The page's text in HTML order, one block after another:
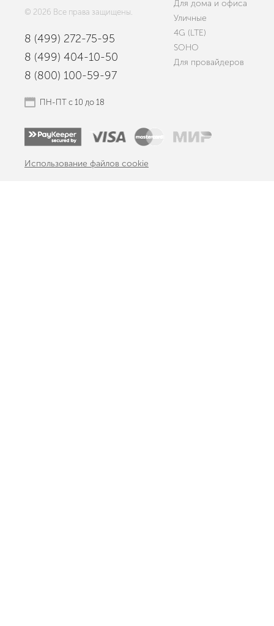
© 2026 Все права защищены.
8 (499) 272-75-95
8 (499) 404-10-50
8 (800) 100-59-97
ПН-ПТ с 10 до 18
Для дома и офиса
Уличные
4G (LTE)
SOHO
Для провайдеров
Использование файлов cookie